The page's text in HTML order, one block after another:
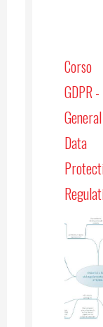
Corso
GDPR -
General
Data